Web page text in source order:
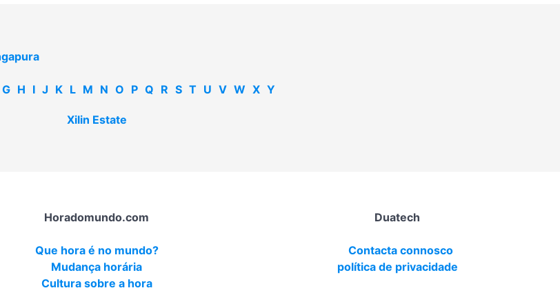
G H I J K L M N O P Q R S T U V W X Y
Xilin Estate
Horadomundo.com
Que hora é no mundo?
Mudança horária
Cultura sobre a hora
Duatech
Contacta connosco
política de privacidade